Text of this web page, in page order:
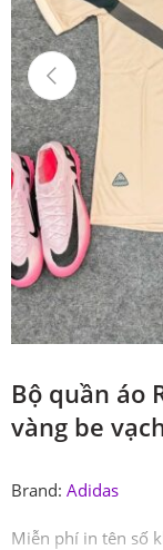
Bộ quần áo
vàng be
Brand: Adidas
Miễn phí in tên số